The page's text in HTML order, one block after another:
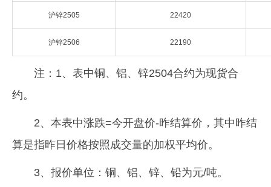
沪锌2505 22420
沪锌2506 22190
注：1、表中铜、铝、锌2504合约为现货合
约。
2、本表中涨跌=今开盘价-昨结算价，其中昨结
算是指昨日价格按照成交量的加权平均价。
3、报价单位：铜、铝、锌、铅为元/吨。